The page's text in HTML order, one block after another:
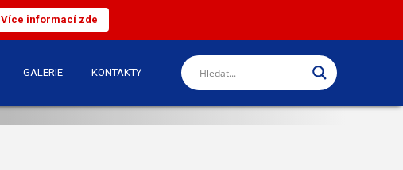
Více informací zde
GALERIE KONTAKTY